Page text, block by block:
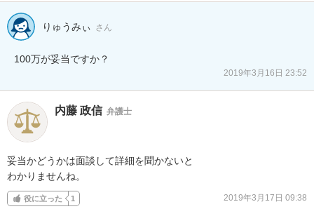
りゅうみぃ さん
100万が妥当ですか？
2019年3月16日 23:52
内藤 政信 弁護士
妥当かどうかは面談して詳細を聞かないと
わかりませんね。
役に立った 1 2019年3月17日 09:38